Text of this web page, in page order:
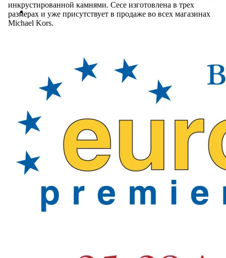
инкрустированной камнями. Cece изготовлена в трех
размерах и уже присутствует в продаже во всех магазинах
Michael Kors.